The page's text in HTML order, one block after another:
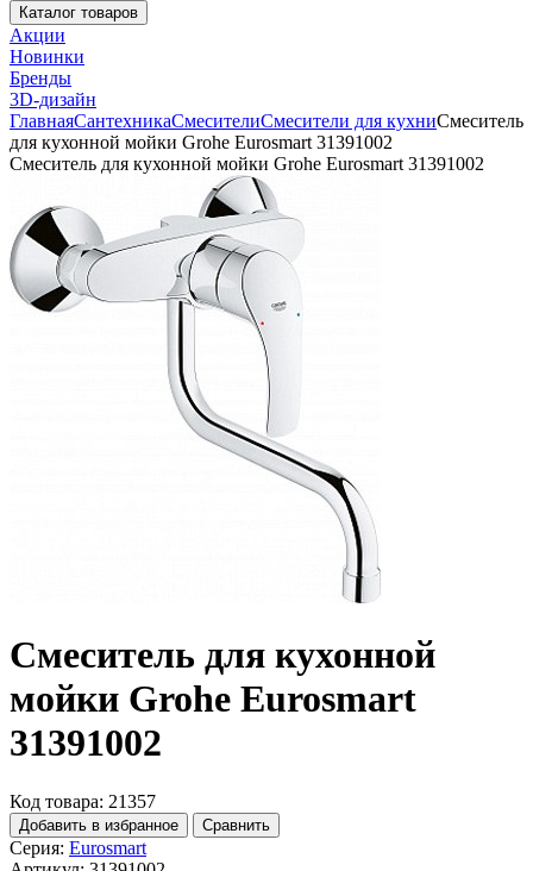
Каталог товаров
Акции
Новинки
Бренды
3D-дизайн
ГлавнаяСантехникаСмесителиСмесители для кухниСмеситель
для кухонной мойки Grohe Eurosmart 31391002
Смеситель для кухонной мойки Grohe Eurosmart 31391002
Смеситель для кухонной
мойки Grohe Eurosmart
31391002
Код товара: 21357
Добавить в избранное Сравнить
Серия: Eurosmart